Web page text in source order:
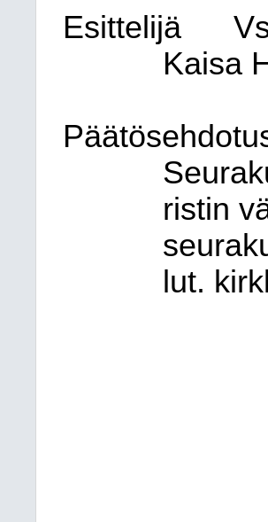
Esittelijä
Kaisa
ristin
lut.